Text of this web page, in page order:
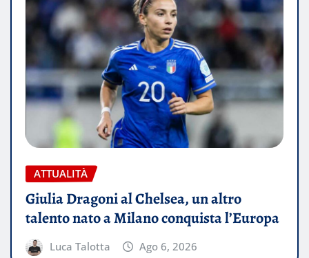
ATTUALITÀ
Giulia Dragoni al Chelsea, un altro
talento nato a Milano conquista l’Europa
Luca Talotta Ago 6, 2026